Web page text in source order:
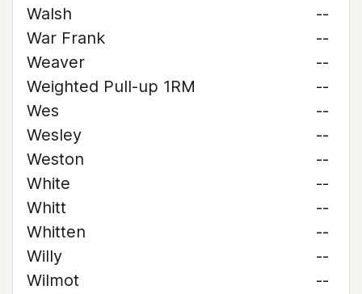
Walsh
--
War Frank
--
Weaver
--
Weighted Pull-up 1RM
--
Wes
--
Wesley
--
Weston
--
White
--
Whitt
--
Whitten
--
Willy
--
Wilmot
--